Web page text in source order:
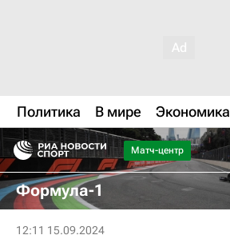
Политика В мире Экономика
Матч-центр
Формула-1
12:11 15.09.2024